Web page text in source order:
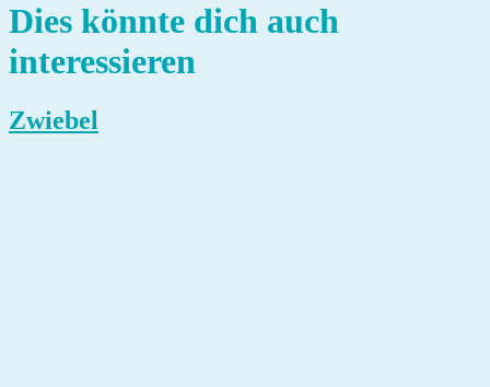
Dies könnte dich auch
interessieren
Zwiebel